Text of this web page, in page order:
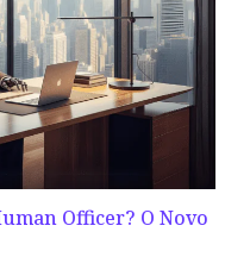
Officer? O Novo